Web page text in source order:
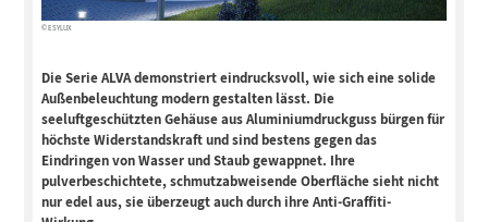
© ESYLUX
Die Serie ALVA demonstriert eindrucksvoll, wie sich eine solide
Außenbeleuchtung modern gestalten lässt. Die
seeluftgeschützten Gehäuse aus Aluminiumdruckguss bürgen für
höchste Widerstandskraft und sind bestens gegen das
Eindringen von Wasser und Staub gewappnet. Ihre
pulverbeschichtete, schmutzabweisende Oberfläche sieht nicht
nur edel aus, sie überzeugt auch durch ihre Anti-Graffiti-